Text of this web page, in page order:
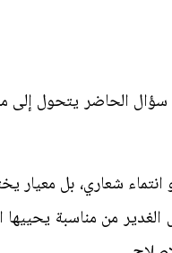
الحاضر يتحول إلى
شعاري، بل معيار
الغدير من مناسبة يحييها